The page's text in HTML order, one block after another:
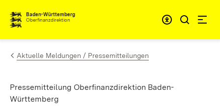
Zum Inhalt springen
Baden-Württemberg
Oberfinanzdirektion
Aktuelle Meldungen / Pressemitteilungen
Pressemitteilung Oberfinanzdirektion Baden-
Württemberg